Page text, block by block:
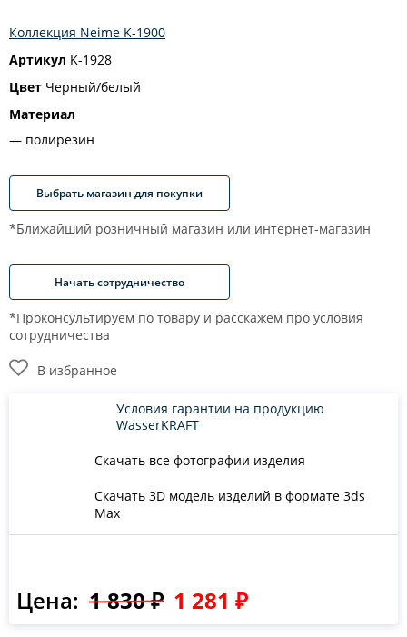
Коллекция Neime K-1900
Артикул K-1928
Цвет Черный/белый
Материал
полирезин
Выбрать магазин для покупки
*Ближайший розничный магазин или интернет-магазин
Начать сотрудничество
*Проконсультируем по товару и расскажем про условия
сотрудничества
В избранное
Скачать все фотографии изделия
Скачать 3D модель изделий в формате 3ds
Max
Условия гарантии на продукцию
WasserKRAFT
Цена: 1 830 ₽ 1 281 ₽